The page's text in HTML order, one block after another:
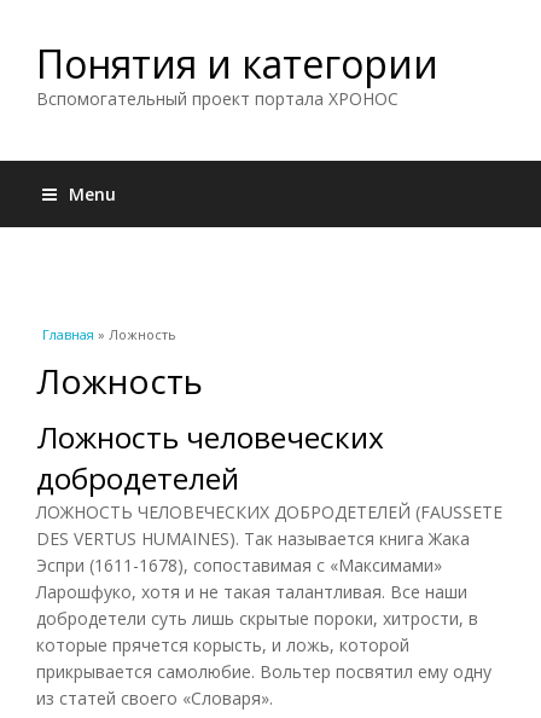
Понятия и категории
Вспомогательный проект портала ХРОНОС
Menu
Вы здесь
Главная » Ложность
Ложность
Ложность человеческих
добродетелей
ЛОЖНОСТЬ ЧЕЛОВЕЧЕСКИХ ДОБРОДЕТЕЛЕЙ (FAUSSETE
DES VERTUS HUMAINES). Так называется книга Жака
Эспри (1611-1678), сопоставимая с «Максимами»
Ларошфуко, хотя и не такая талантливая. Все наши
добродетели суть лишь скрытые пороки, хитрости, в
которые прячется корысть, и ложь, которой
прикрывается самолюбие. Вольтер посвятил ему одну
из статей своего «Словаря».